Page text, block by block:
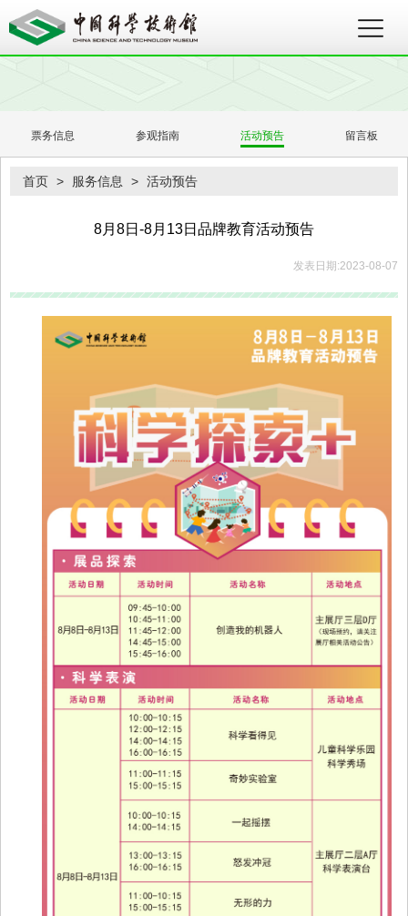
票务信息 参观指南 活动预告 留言板
首页 > 服务信息 > 活动预告
8月8日-8月13日品牌教育活动预告
发表日期:2023-08-07